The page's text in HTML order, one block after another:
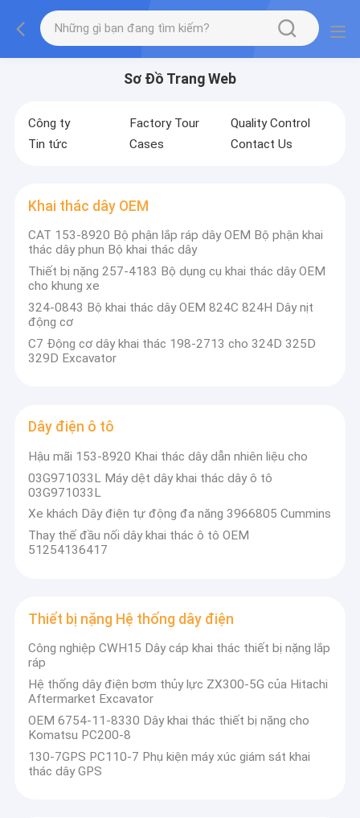
Sơ Đồ Trang Web
Công ty Factory Tour
Quality Control
Tin tức
Cases Contact Us
Khai thác dây OEM
CAT 153-8920 Bộ phận lắp ráp dây OEM Bộ phận khai
thác dây phun Bộ khai thác dây
Thiết bị nặng 257-4183 Bộ dụng cụ khai thác dây OEM
cho khung xe
324-0843 Bộ khai thác dây OEM 824C 824H Dây nịt
động cơ
C7 Động cơ dây khai thác 198-2713 cho 324D 325D
329D Excavator
Dây điện ô tô
Hậu mãi 153-8920 Khai thác dây dẫn nhiên liệu cho
03G971033L Máy dệt dây khai thác dây ô tô
03G971033L
Xe khách Dây điện tự động đa năng 3966805 Cummins
Thay thế đầu nối dây khai thác ô tô OEM
51254136417
Thiết bị nặng Hệ thống dây điện
Công nghiệp CWH15 Dây cáp khai thác thiết bị nặng lắp
ráp
Hệ thống dây điện bơm thủy lực ZX300-5G của Hitachi
Aftermarket Excavator
OEM 6754-11-8330 Dây khai thác thiết bị nặng cho
Komatsu PC200-8
130-7GPS PC110-7 Phụ kiện máy xúc giám sát khai
thác dây GPS